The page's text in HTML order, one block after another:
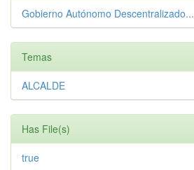
Gobierno Autónomo Descentralizado...
Temas
ALCALDE
Has File(s)
true